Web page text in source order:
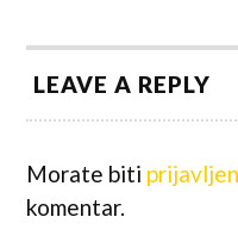
LEAVE A REPLY
Morate biti
komentar.